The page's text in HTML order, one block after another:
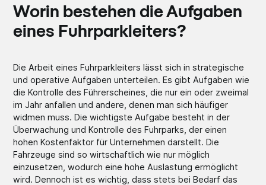
Worin bestehen die Aufgaben
eines Fuhrparkleiters?
Die Arbeit eines Fuhrparkleiters lässt sich in strategische
und operative Aufgaben unterteilen. Es gibt Aufgaben wie
die Kontrolle des Führerscheines, die nur ein oder zweimal
im Jahr anfallen und andere, denen man sich häufiger
widmen muss. Die wichtigste Aufgabe besteht in der
Überwachung und Kontrolle des Fuhrparks, der einen
hohen Kostenfaktor für Unternehmen darstellt. Die
Fahrzeuge sind so wirtschaftlich wie nur möglich
einzusetzen, wodurch eine hohe Auslastung ermöglicht
wird. Dennoch ist es wichtig, dass stets bei Bedarf das